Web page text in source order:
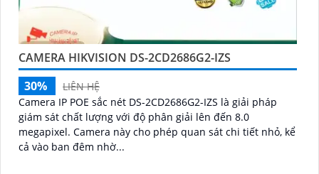
CAMERA HIKVISION DS-2CD2686G2-IZS
30%
LIÊN HỆ
Camera IP POE sắc nét DS-2CD2686G2-IZS là giải pháp
giám sát chất lượng với độ phân giải lên đến 8.0
megapixel. Camera này cho phép quan sát chi tiết nhỏ, kể
cả vào ban đêm nhờ...